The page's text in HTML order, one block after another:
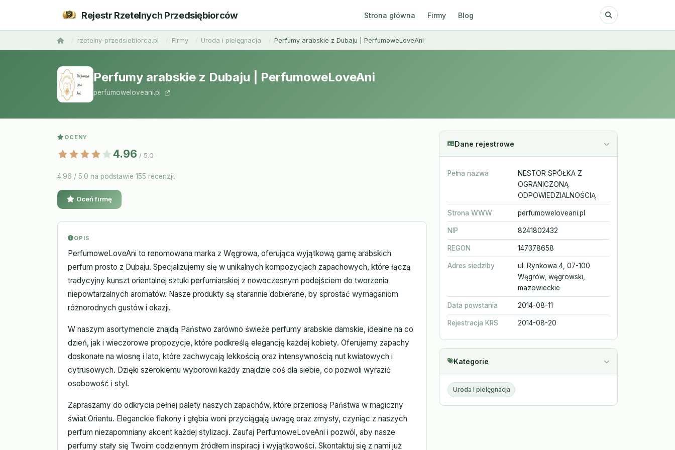
Rejestr Rzetelnych Przedsiębiorców Strona główna Firmy Blog
rzetelny-przedsiebiorca.pl Firmy Uroda i pielęgnacja Perfumy arabskie z Dubaju | PerfumoweLoveAni
Perfumy arabskie z Dubaju | PerfumoweLoveAni
perfumoweloveani.pl
Dane rejestrowe
Pełna nazwa
NESTOR SPÓŁKA Z
OGRANICZONĄ
ODPOWIEDZIALNOŚCIĄ
Strona WWW perfumoweloveani.pl
NIP 8241802432
REGON 147378658
Adres siedziby
ul. Rynkowa 4, 07-100
Węgrów, węgrowski,
mazowieckie
Data powstania 2014-08-11
Rejestracja KRS 2014-08-20
Kategorie
Uroda i pielęgnacja
OCENY
4.96 / 5.0
4.96 / 5.0 na podstawie 155 recenzji.
Oceń firmę
OPIS
PerfumoweLoveAni to renomowana marka z Węgrowa, oferująca wyjątkową gamę arabskich
perfum prosto z Dubaju. Specjalizujemy się w unikalnych kompozycjach zapachowych, które łączą
tradycyjny kunszt orientalnej sztuki perfumiarskiej z nowoczesnym podejściem do tworzenia
niepowtarzalnych aromatów. Nasze produkty są starannie dobierane, by sprostać wymaganiom
różnorodnych gustów i okazji.
W naszym asortymencie znajdą Państwo zarówno świeże perfumy arabskie damskie, idealne na co
dzień, jak i wieczorowe propozycje, które podkreślą elegancję każdej kobiety. Oferujemy zapachy
doskonałe na wiosnę i lato, które zachwycają lekkością oraz intensywnością nut kwiatowych i
cytrusowych. Dzięki szerokiemu wyborowi każdy znajdzie coś dla siebie, co pozwoli wyrazić
osobowość i styl.
Zapraszamy do odkrycia pełnej palety naszych zapachów, które przeniosą Państwa w magiczny
świat Orientu. Eleganckie flakony i głębia woni przyciągają uwagę oraz zmysły, czyniąc z naszych
perfum niezapomniany akcent każdej stylizacji. Zaufaj PerfumoweLoveAni i pozwól, aby nasze
perfumy stały się Twoim codziennym źródłem inspiracji i wyjątkowości. Skontaktuj się z nami już